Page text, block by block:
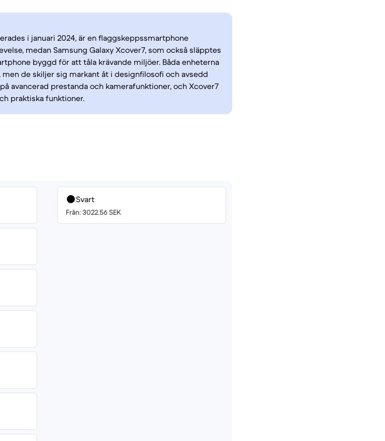
i januari 2024, är en flaggskeppssmartphone
medan Samsung Galaxy Xcover7, som också släpptes
byggd för att tåla krävande miljöer. Båda enheterna
de skiljer sig markant åt i designfilosofi och avsedd
avancerad prestanda och kamerafunktioner, och Xcover7
praktiska funktioner.
Svart
Från: 3022.56 SEK